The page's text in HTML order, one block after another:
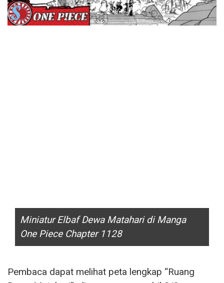
Miniatur Elbaf Dewa Matahari di Manga
One Piece Chapter 1128
Pembaca dapat melihat peta lengkap “Ruang